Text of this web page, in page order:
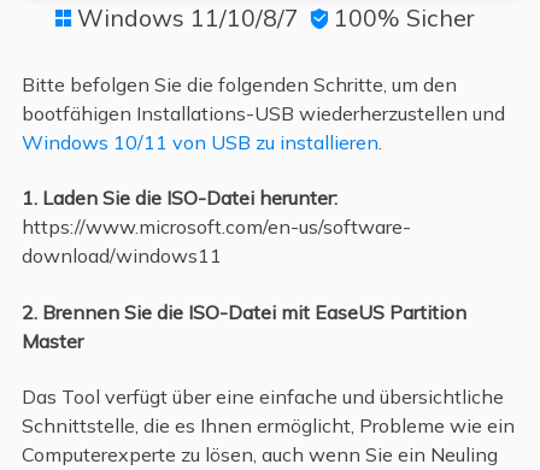
 Windows 11/10/8/7  100% Sicher
Bitte befolgen Sie die folgenden Schritte, um den
bootfähigen Installations-USB wiederherzustellen und
Windows 10/11 von USB zu installieren
1. Laden Sie die ISO-Datei herunter:
https://www.microsoft.com/en-us/software-
download/windows11
2. Brennen Sie die ISO-Datei mit EaseUS Partition
Master
Das Tool verfügt über eine einfache und übersichtliche
Schnittstelle, die es Ihnen ermöglicht, Probleme wie ein
Computerexperte zu lösen, auch wenn Sie ein Neuling